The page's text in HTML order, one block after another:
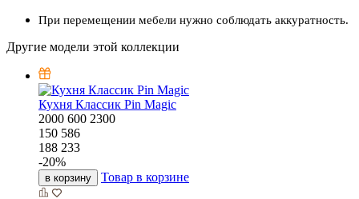
При перемещении мебели нужно соблюдать аккуратность.
Другие модели этой коллекции
Кухня Классик Pin Magic
2000 600 2300
150 586
188 233
-20%
в корзину Товар в корзине